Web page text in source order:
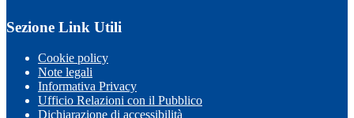
Sezione Link Utili
Cookie policy
Note legali
Informativa Privacy
Ufficio Relazioni con il Pubblico
Dichiarazione di accessibilità